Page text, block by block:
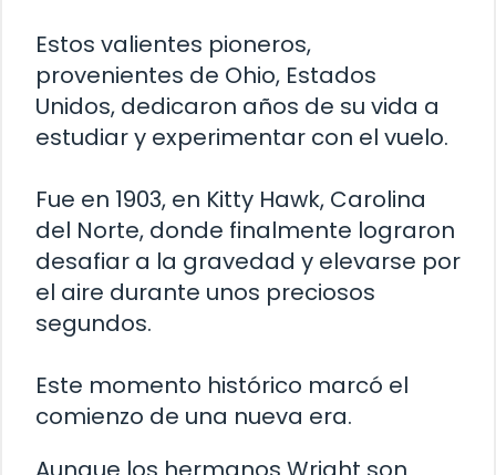
Estos valientes pioneros,
provenientes de Ohio, Estados
Unidos, dedicaron años de su vida a
estudiar y experimentar con el vuelo.
Fue en 1903, en Kitty Hawk, Carolina
del Norte, donde finalmente lograron
desafiar a la gravedad y elevarse por
el aire durante unos preciosos
segundos.
Este momento histórico marcó el
comienzo de una nueva era.